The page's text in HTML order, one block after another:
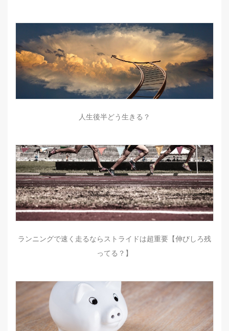
人生後半どう生きる？
ランニングで速く走るならストライドは超重要【伸びしろ残
ってる？】